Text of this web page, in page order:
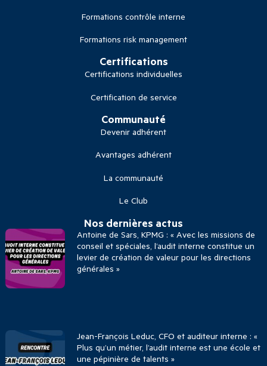
Formations contrôle interne
Formations risk management
Certifications
Certifications individuelles
Certification de service
Communauté
Devenir adhérent
Avantages adhérent
La communauté
Le Club
Nos dernières actus
Antoine de Sars, KPMG : « Avec les missions de
conseil et spéciales, l’audit interne constitue un
levier de création de valeur pour les directions
générales »
Jean-François Leduc, CFO et auditeur interne : «
Plus qu’un métier, l’audit interne est une école et
une pépinière de talents »